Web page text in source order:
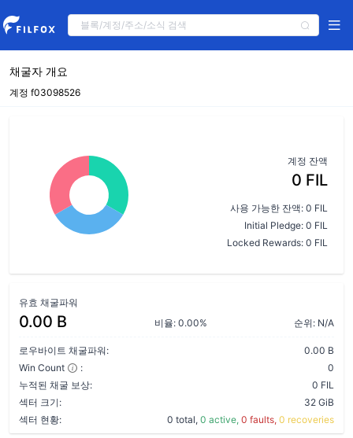
채굴자 개요
계정 f03098526
계정 잔액
0 FIL
사용 가능한 잔액: 0 FIL
Initial Pledge: 0 FIL
Locked Rewards: 0 FIL
유효 채굴파워
0.00 B 비율: 0.00% 순위: N/A
로우바이트 채굴파워:
0.00 B
Win Count
:
0
누적된 채굴 보상:
0 FIL
섹터 크기:
32 GiB
섹터 현황:
0 total, 0 active, 0 faults, 0 recoveries